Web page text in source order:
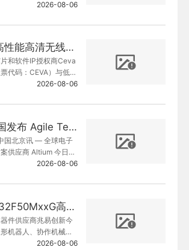
双方将在前期长期合
2026-08-06
引领下一代高性能高清无线音频， 炬芯科技ATS296X重磅搭载Ceva蓝牙HDT平台
和软件IP授权商Ceva
代码：CEVA）与低功
设计领军企业炬芯科
牙高数据吞吐量（HD
2026-08-06
Altium 在中国发布 Agile Teams
国北京讯 — 全球电子
供应商 Altium 今日宣
发协同平台解决方案
2026-08-06
兆易创新GD32F50MxxG高集成电机控制MCU发布，赋能人形机器人关节驱动革新
件供应商兆易创新今
机器人、协作机械
系列高集成
2026-08-06